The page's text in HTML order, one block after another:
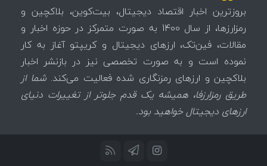
بروزترین اخبار اقتصاد دیجیتال، بیت‌کوین، بلاکچین و
رمزارزها، از سال 1400 به صورت متمرکز در حوزه اخبار و
مقالات، فین‌تک، ارزهای‌ دیجیتال و کریپتو آغاز به کار
نموده است و به صورت تخصصی نیز در بازنشر اخبار
بلاکچین و ارزهای رمزنگاری شده فعالیت می‌کند.شما از
طریق رمزارزفا، همیشه یک قدم جلوتر از تغییرات دنیای
ارزهای دیجیتال خواهید بود.